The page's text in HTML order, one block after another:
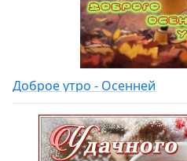
Доброе утро - Осенней